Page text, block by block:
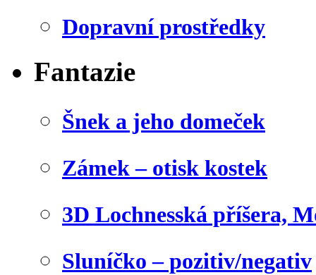
Dopravní prostředky
Fantazie
Šnek a jeho domeček
Zámek – otisk kostek
3D Lochnesská příšera,
Sluníčko – pozitiv/negativ